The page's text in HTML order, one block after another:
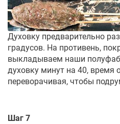
Духовку предварительно
градусов. На противень,
выкладываем наши
духовку минут на 40, время
переворачивая, чтобы
Шаг 7